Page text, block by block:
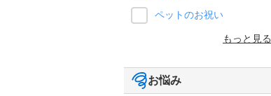
ペットのお祝い
もっと見る
お悩み